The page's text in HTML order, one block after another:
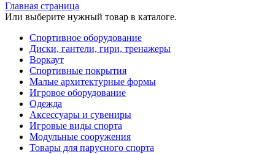
Главная страница
Или выберите нужный товар в каталоге.
Спортивное оборудование
Диски, гантели, гири, тренажеры
Воркаут
Спортивные покрытия
Малые архитектурные формы
Игровое оборудование
Одежда
Аксессуары и сувениры
Игровые виды спорта
Модульные сооружения
Товары для парусного спорта